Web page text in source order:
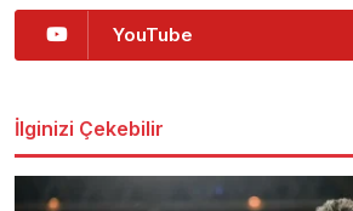
YouTube
İlginizi Çekebilir